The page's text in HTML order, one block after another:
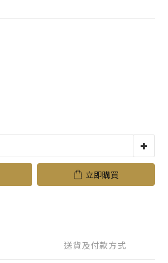
立即購買
送貨及付款方式